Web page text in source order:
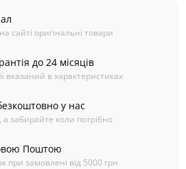
сайті оригінальні товари
до 24 місяців
вказаний в характеристиках
у нас
а забирайте коли потрібно
Поштою
при замовлені від 5000 грн